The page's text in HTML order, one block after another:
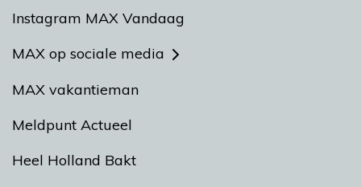
Instagram MAX Vandaag
MAX op sociale media
MAX vakantieman
Meldpunt Actueel
Heel Holland Bakt